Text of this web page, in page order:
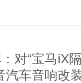
对“宝马iX
汽车音响改